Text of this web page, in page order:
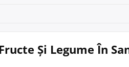
Și Legume În